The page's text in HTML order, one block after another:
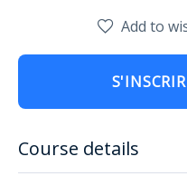
Add to
Course details